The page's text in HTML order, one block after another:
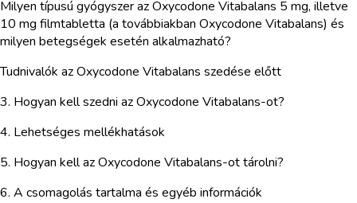
Milyen típusú gyógyszer az Oxycodone Vitabalans 5 mg, illetve
10 mg filmtabletta (a továbbiakban Oxycodone Vitabalans) és
milyen betegségek esetén alkalmazható?
Tudnivalók az Oxycodone Vitabalans szedése előtt
3. Hogyan kell szedni az Oxycodone Vitabalans-ot?
4. Lehetséges mellékhatások
5. Hogyan kell az Oxycodone Vitabalans-ot tárolni?
6. A csomagolás tartalma és egyéb információk